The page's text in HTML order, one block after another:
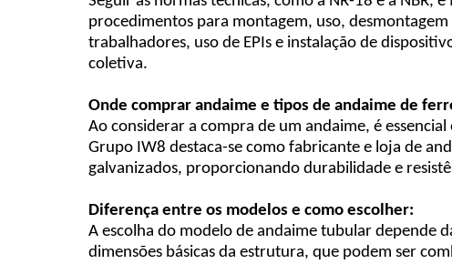
procedimentos para montagem, uso,
trabalhadores, uso de EPIs e instalação de
coletiva.
Onde comprar andaime e tipos de andaime de
Ao considerar a compra de um andaime, é
Grupo IW8 destaca-se como fabricante e loja de
galvanizados, proporcionando durabilidade e
Diferença entre os modelos e como escolher:
A escolha do modelo de andaime tubular depende
dimensões básicas da estrutura, que podem ser